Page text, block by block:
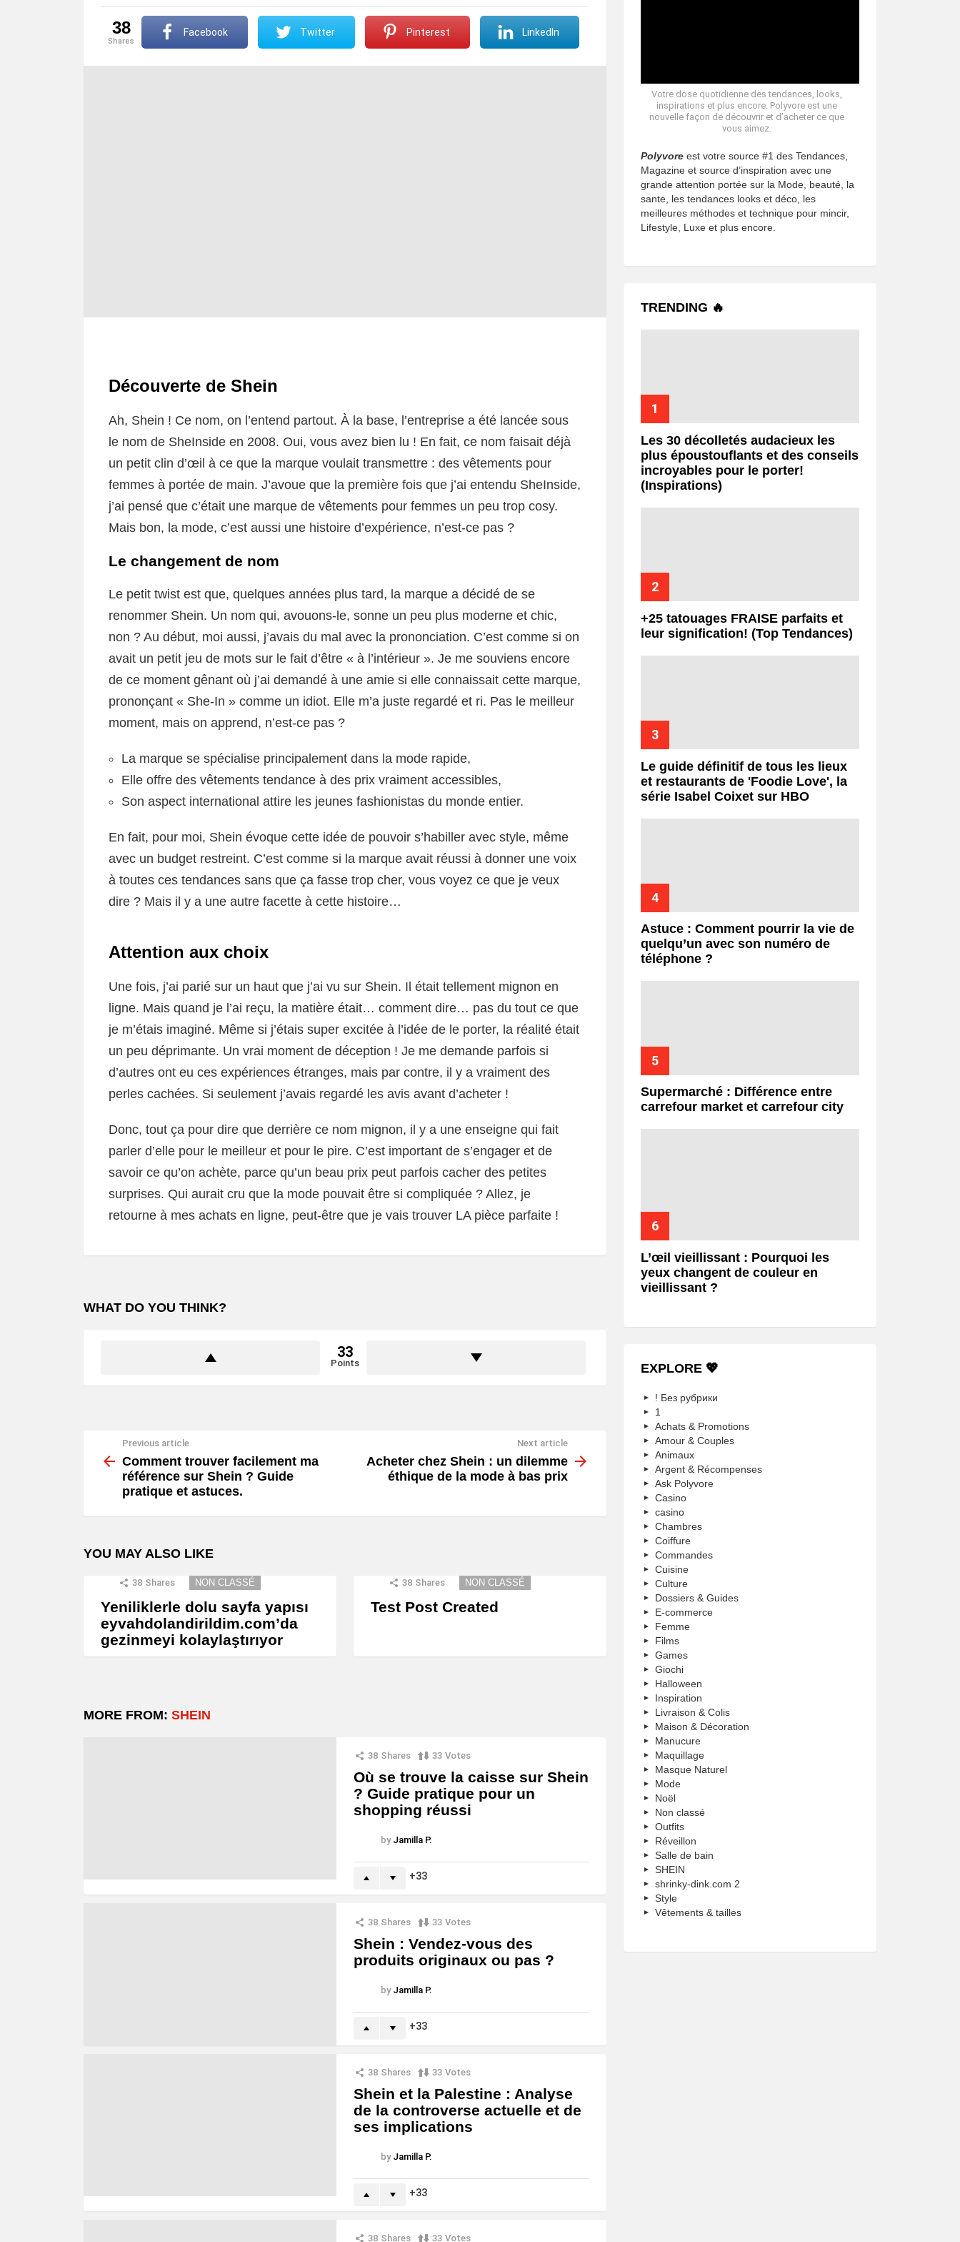
38
shares
Facebook Twitter Pinterest LinkedIn
Découverte de Shein
Ah, Shein ! Ce nom, on l’entend partout. À la base, l’entreprise a été lancée sous
le nom de SheInside en 2008. Oui, vous avez bien lu ! En fait, ce nom faisait déjà
un petit clin d’œil à ce que la marque voulait transmettre : des vêtements pour
femmes à portée de main. J’avoue que la première fois que j’ai entendu SheInside,
j’ai pensé que c’était une marque de vêtements pour femmes un peu trop cosy.
Mais bon, la mode, c’est aussi une histoire d’expérience, n’est-ce pas ?
Le changement de nom
Le petit twist est que, quelques années plus tard, la marque a décidé de se
renommer Shein. Un nom qui, avouons-le, sonne un peu plus moderne et chic,
non ? Au début, moi aussi, j’avais du mal avec la prononciation. C’est comme si on
avait un petit jeu de mots sur le fait d’être « à l’intérieur ». Je me souviens encore
de ce moment gênant où j’ai demandé à une amie si elle connaissait cette marque,
prononçant « She-In » comme un idiot. Elle m’a juste regardé et ri. Pas le meilleur
moment, mais on apprend, n’est-ce pas ?
La marque se spécialise principalement dans la mode rapide,
Elle offre des vêtements tendance à des prix vraiment accessibles,
Son aspect international attire les jeunes fashionistas du monde entier.
En fait, pour moi, Shein évoque cette idée de pouvoir s’habiller avec style, même
avec un budget restreint. C’est comme si la marque avait réussi à donner une voix
à toutes ces tendances sans que ça fasse trop cher, vous voyez ce que je veux
dire ? Mais il y a une autre facette à cette histoire…
Attention aux choix
Une fois, j’ai parié sur un haut que j’ai vu sur Shein. Il était tellement mignon en
ligne. Mais quand je l’ai reçu, la matière était… comment dire… pas du tout ce que
je m’étais imaginé. Même si j’étais super excitée à l’idée de le porter, la réalité était
un peu déprimante. Un vrai moment de déception ! Je me demande parfois si
d’autres ont eu ces expériences étranges, mais par contre, il y a vraiment des
perles cachées. Si seulement j’avais regardé les avis avant d’acheter !
Donc, tout ça pour dire que derrière ce nom mignon, il y a une enseigne qui fait
parler d’elle pour le meilleur et pour le pire. C’est important de s’engager et de
savoir ce qu’on achète, parce qu’un beau prix peut parfois cacher des petites
surprises. Qui aurait cru que la mode pouvait être si compliquée ? Allez, je
retourne à mes achats en ligne, peut-être que je vais trouver LA pièce parfaite !
WHAT DO YOU THINK?
33
Points
more
Previous article
Comment trouver facilement ma
référence sur Shein ? Guide
pratique et astuces.
Next article
Acheter chez Shein : un dilemme
éthique de la mode à bas prix
YOU MAY ALSO LIKE
38 Shares NON CLASSÉ
Yeniliklerle dolu sayfa yapısı
eyvahdolandirildim.com’da
gezinmeyi kolaylaştırıyor
38 Shares NON CLASSÉ
Test Post Created
MORE FROM: SHEIN
38 Shares 33 Votes
Où se trouve la caisse sur Shein
? Guide pratique pour un
shopping réussi
by Jamilla P.
33
38 Shares 33 Votes
Shein : Vendez-vous des
produits originaux ou pas ?
by Jamilla P.
33
38 Shares 33 Votes
Shein et la Palestine : Analyse
de la controverse actuelle et de
ses implications
by Jamilla P.
33
38 Shares 33 Votes
Votre dose quotidienne des tendances, looks,
inspirations et plus encore. Polyvore est une
nouvelle façon de découvrir et d’acheter ce que
vous aimez.
Polyvore est votre source #1 des Tendances,
Magazine et source d’inspiration avec une
grande attention portée sur la Mode, beauté, la
sante, les tendances looks et déco, les
meilleures méthodes et technique pour mincir,
Lifestyle, Luxe et plus encore.
TRENDING 🔥
Les 30 décolletés audacieux les
plus époustouflants et des conseils
incroyables pour le porter!
(Inspirations)
+25 tatouages ​​FRAISE parfaits et
leur signification! (Top Tendances)
Le guide définitif de tous les lieux
et restaurants de 'Foodie Love', la
série Isabel Coixet sur HBO
Astuce : Comment pourrir la vie de
quelqu’un avec son numéro de
téléphone ?
Supermarché : Différence entre
carrefour market et carrefour city
L’œil vieillissant : Pourquoi les
yeux changent de couleur en
vieillissant ?
EXPLORE 💖
! Без рубрики
1
Achats & Promotions
Amour & Couples
Animaux
Argent & Récompenses
Ask Polyvore
Casino
casino
Chambres
Coiffure
Commandes
Cuisine
Culture
Dossiers & Guides
E-commerce
Femme
Films
Games
Giochi
Halloween
Inspiration
Livraison & Colis
Maison & Décoration
Manucure
Maquillage
Masque Naturel
Mode
Noël
Non classé
Outfits
Réveillon
Salle de bain
SHEIN
shrinky-dink.com 2
Style
Vêtements & tailles